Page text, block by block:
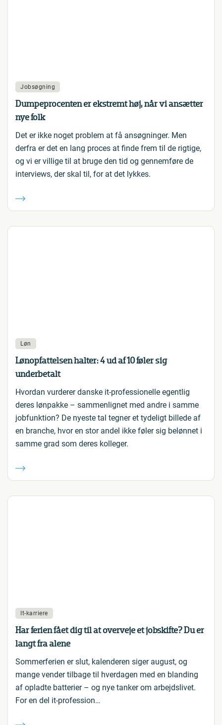
Jobsøgning
Dumpeprocenten er ekstremt høj, når vi ansætter
nye folk
Det er ikke noget problem at få ansøgninger. Men
derfra er det en lang proces at finde frem til de rigtige,
og vi er villige til at bruge den tid og gennemføre de
interviews, der skal til, for at det lykkes.
Løn
Lønopfattelsen halter: 4 ud af 10 føler sig
underbetalt
Hvordan vurderer danske it-professionelle egentlig
deres lønpakke – sammenlignet med andre i samme
jobfunktion? De nyeste tal tegner et tydeligt billede af
en branche, hvor en stor andel ikke føler sig belønnet i
samme grad som deres kolleger.
It-karriere
Har ferien fået dig til at overveje et jobskifte? Du er
langt fra alene
Sommerferien er slut, kalenderen siger august, og
mange vender tilbage til hverdagen med en blanding
af opladte batterier – og nye tanker om arbejdslivet.
For en del it-profession…